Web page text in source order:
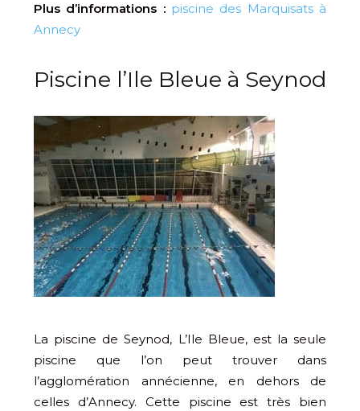
Plus d’informations : piscine des Marquisats à
Annecy
Piscine l’Ile Bleue à Seynod
La piscine de Seynod, L’Ile Bleue, est la seule
piscine que l’on peut trouver dans
l’agglomération annécienne, en dehors de
celles d’Annecy. Cette piscine est très bien